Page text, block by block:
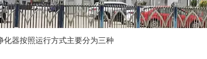
化器按照运行方式主要分为三种